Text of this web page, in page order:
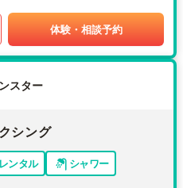
体験・相談予約
スター
シング
ンタル シャワー